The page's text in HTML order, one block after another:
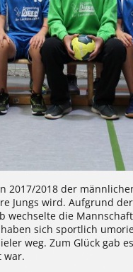
2018 der
Jungs wird. Aufgrund
die
sich sportlich
weg. Zum Glück gab
war.